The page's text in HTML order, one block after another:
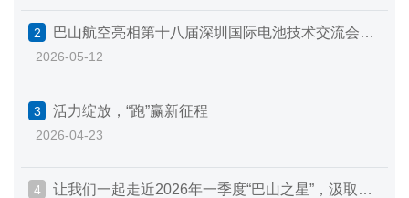
2
巴山航空亮相第十八届深圳国际电池技术交流会，
赋能新能源产业发展
2026-05-12
3 活力绽放，“跑”赢新征程
2026-04-23
4
让我们一起走近2026年一季度“巴山之星”，汲取榜